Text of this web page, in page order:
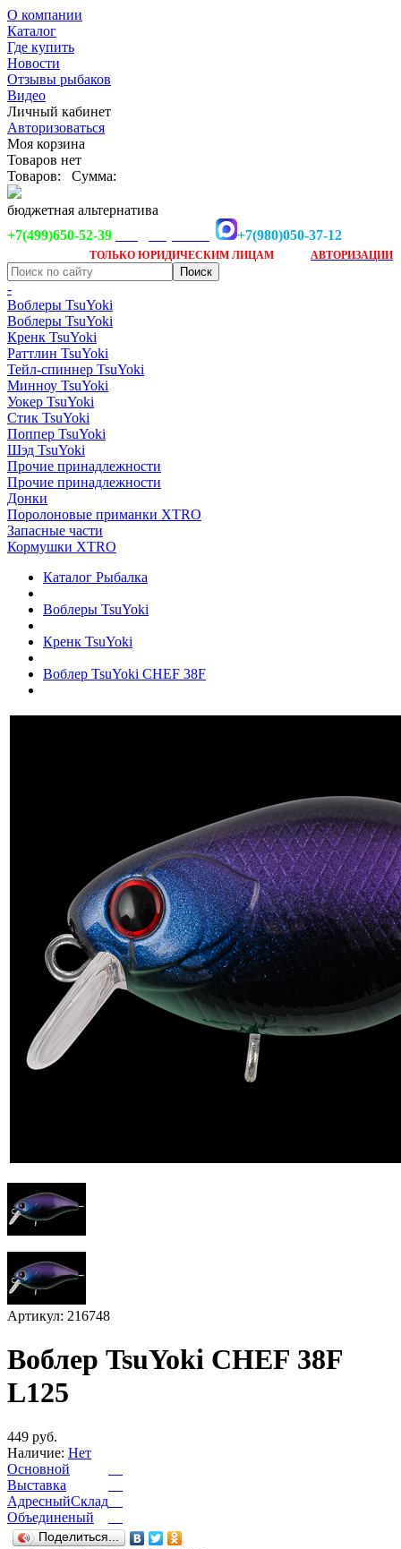
О компании
Каталог
Где купить
Новости
Отзывы рыбаков
Видео
Личный кабинет
Авторизоваться
Моя корзина
Товаров нет
Товаров:
Сумма:
бюджетная альтернатива
+7(499)650-52-39
+7(980)050-37-12
ТОЛЬКО ЮРИДИЧЕСКИМ ЛИЦАМ АВТОРИЗАЦИИ
-
Воблеры TsuYoki
Воблеры TsuYoki
Кренк TsuYoki
Раттлин TsuYoki
Тейл-спиннер TsuYoki
Минноу TsuYoki
Уокер TsuYoki
Стик TsuYoki
Поппер TsuYoki
Шэд TsuYoki
Прочие принадлежности
Прочие принадлежности
Донки
Поролоновые приманки XTRO
Запасные части
Кормушки XTRO
Каталог Рыбалка
Воблеры TsuYoki
Кренк TsuYoki
Воблер TsuYoki CHEF 38F
Артикул: 216748
Воблер TsuYoki CHEF 38F
L125
449 руб.
Наличие: Нет
Основной
Выставка
АдресныйСклад
Объединеный
Поделиться...